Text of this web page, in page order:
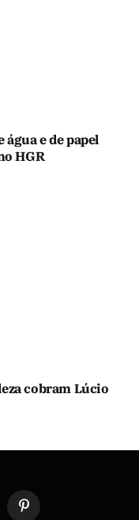
e de papel
HGR
cobram Lúcio
Pinterest